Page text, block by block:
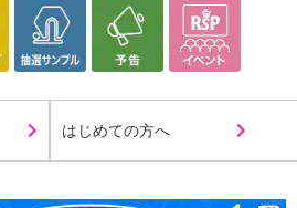
はじめての方へ